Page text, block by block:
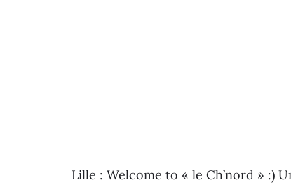
Lille : Welcome to « le Ch’nord » :)